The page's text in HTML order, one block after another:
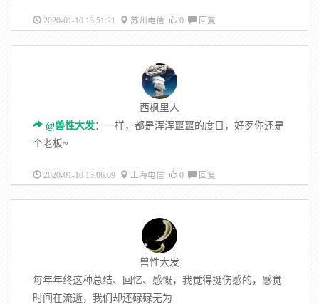
2020-01-10 13:51:21 苏州电信 0 回复
西枫里人
@兽性大发：一样，都是浑浑噩噩的度日，好歹你还是
个老板~
2020-01-10 13:06:09 上海电信 0 回复
兽性大发
每年年终这种总结、回忆、感慨，我觉得挺伤感的，感觉
时间在流逝，我们却还碌碌无为